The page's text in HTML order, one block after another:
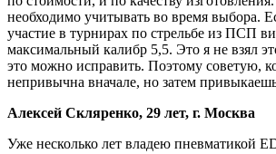
необходимо учитывать во время выбора.
участие в турнирах по стрельбе из ПСП
максимальный калибр 5,5. Это я не взял
это можно исправить. Поэтому советую,
непривычна вначале, но затем
Алексей Скляренко, 29 лет, г. Москва
Уже несколько лет владею пневматикой